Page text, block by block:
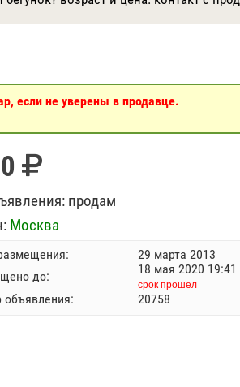
Другие вопросы
Задать вопрос
если не уверены в продавце.
продам
Москва
29 марта 2013
до:
18 мая 2020 19:41
срок прошел
объявления: 20758